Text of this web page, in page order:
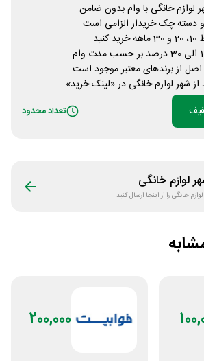
خانگی با وام بدون ضامن
دسته چک خریدار الزامی است
اصل از برندهای معتبر موجود است
شهر لوازم خانگی در «لینک خرید»
تعداد محدود
لوازم خانگی
خانگیرا از اینجا ارسال کنید
200,000